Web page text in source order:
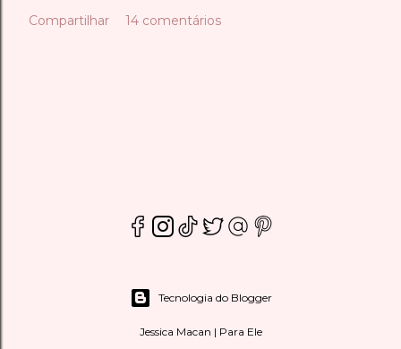
Compartilhar 14 comentários
Tecnologia do Blogger
Jessica Macan | Para Ele